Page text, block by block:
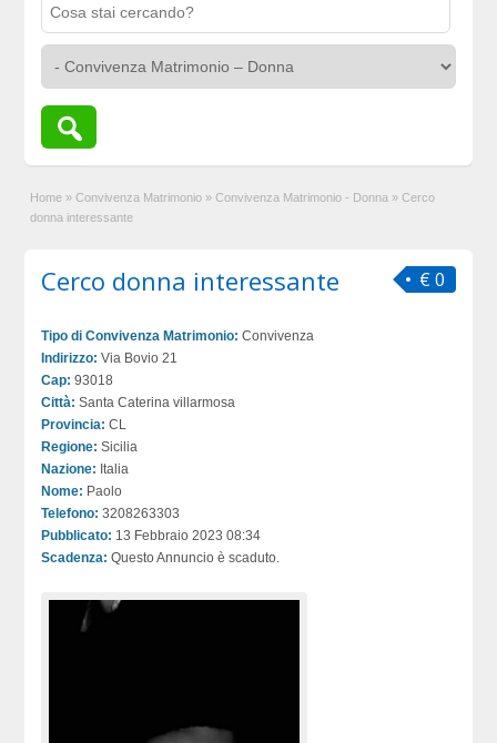
Home » Convivenza Matrimonio » Convivenza Matrimonio - Donna » Cerco
donna interessante
€ 0
Cerco donna interessante
Tipo di Convivenza Matrimonio: Convivenza
Indirizzo: Via Bovio 21
Cap: 93018
Città: Santa Caterina villarmosa
Provincia: CL
Regione: Sicilia
Nazione: Italia
Nome: Paolo
Telefono: 3208263303
Pubblicato: 13 Febbraio 2023 08:34
Scadenza: Questo Annuncio è scaduto.